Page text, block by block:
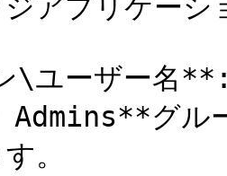
アプリケーシ
ユーザー名**:
グル
。